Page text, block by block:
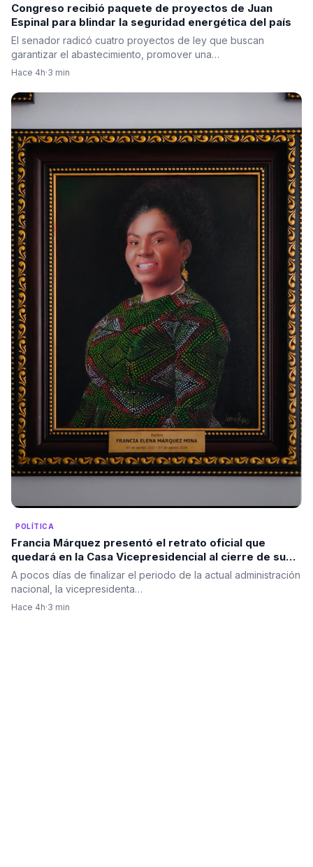
Congreso recibió paquete de proyectos de Juan
Espinal para blindar la seguridad energética del país
El senador radicó cuatro proyectos de ley que buscan
garantizar el abastecimiento, promover una…
Hace 4h·3 min
POLÍTICA
Francia Márquez presentó el retrato oficial que
quedará en la Casa Vicepresidencial al cierre de su
mandato
A pocos días de finalizar el periodo de la actual administración
nacional, la vicepresidenta…
Hace 4h·3 min